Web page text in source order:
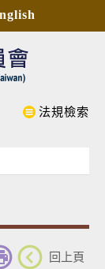
法規檢索
回上頁